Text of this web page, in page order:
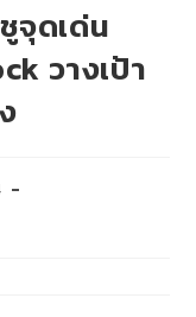
จุดเด่น
วางเป้า